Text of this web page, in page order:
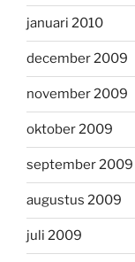
januari 2010
december 2009
november 2009
oktober 2009
september 2009
augustus 2009
juli 2009